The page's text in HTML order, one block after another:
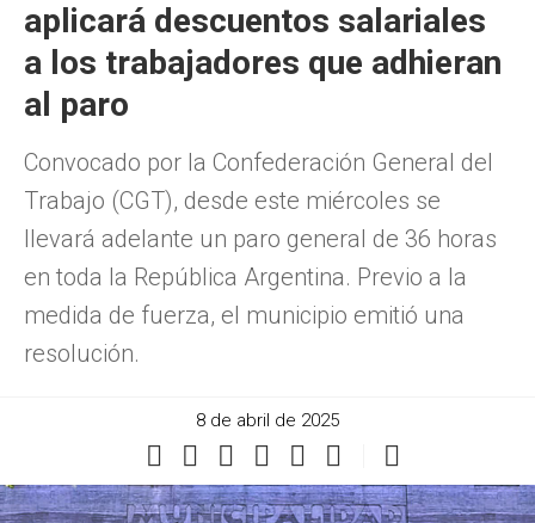
aplicará descuentos salariales
a los trabajadores que adhieran
al paro
Convocado por la Confederación General del
Trabajo (CGT), desde este miércoles se
llevará adelante un paro general de 36 horas
en toda la República Argentina. Previo a la
medida de fuerza, el municipio emitió una
resolución.
8 de abril de 2025